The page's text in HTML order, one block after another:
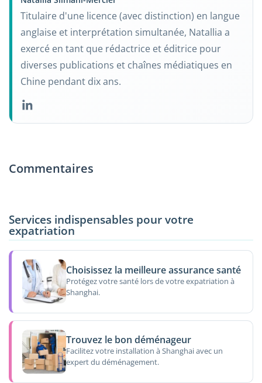
Titulaire d'une licence (avec distinction) en langue
anglaise et interprétation simultanée, Natallia a
exercé en tant que rédactrice et éditrice pour
diverses publications et chaînes médiatiques en
Chine pendant dix ans.
Commentaires
Services indispensables pour votre
expatriation
Choisissez la meilleure assurance santé
Protégez votre santé lors de votre expatriation à
Shanghai.
Trouvez le bon déménageur
Facilitez votre installation à Shanghai avec un
expert du déménagement.